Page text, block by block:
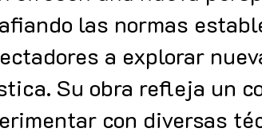
las normas
a explorar
Su obra refleja un
con diversas